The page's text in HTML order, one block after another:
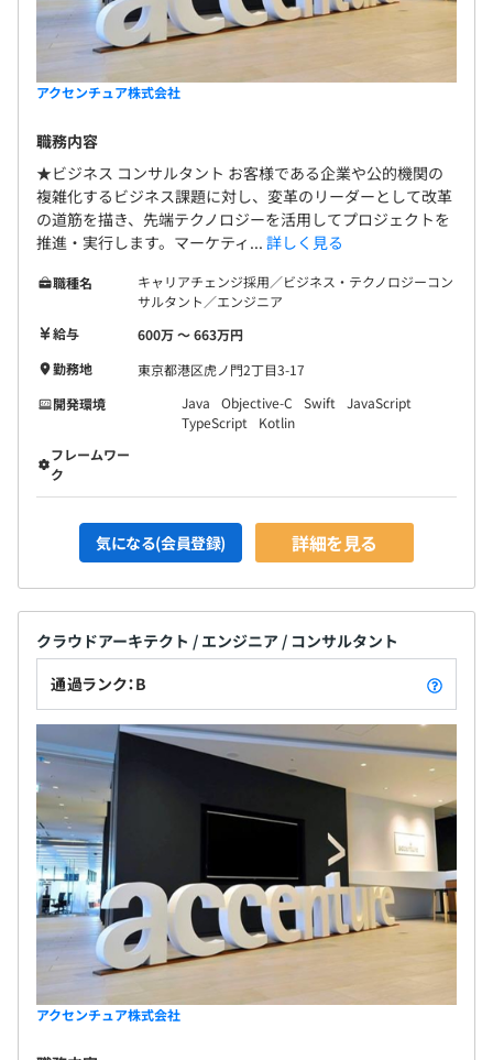
アクセンチュア株式会社
職務内容
★ビジネス コンサルタント お客様である企業や公的機関の
複雑化するビジネス課題に対し、変革のリーダーとして改革
の道筋を描き、先端テクノロジーを活用してプロジェクトを
推進・実行します。マーケティ... 詳しく見る
職種名
キャリアチェンジ採用／ビジネス・テクノロジーコン
サルタント／エンジニア
給与
600万 〜 663万円
勤務地
東京都港区虎ノ門2丁目3-17
開発環境
Java Objective-C Swift
JavaScript
TypeScript
Kotlin
フレームワー
ク
気になる(会員登録) 詳細を見る
クラウドアーキテクト / エンジニア / コンサルタント
通過ランク：B
アクセンチュア株式会社